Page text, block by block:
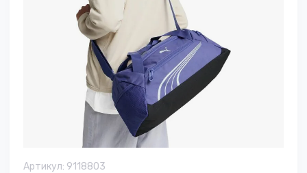
Артикул: 9118803